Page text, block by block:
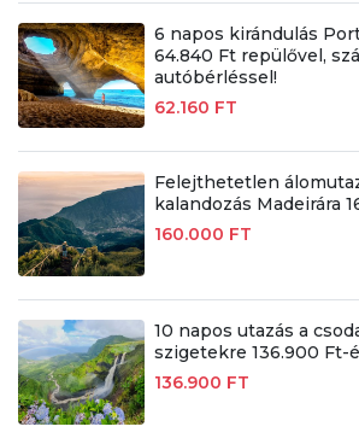
6 napos kirándulás
64.840 Ft repülővel,
autóbérléssel!
62.160 FT
Felejthetetlen
kalandozás Madeirára
160.000 FT
10 napos utazás a
szigetekre 136.900 Ft-
136.900 FT